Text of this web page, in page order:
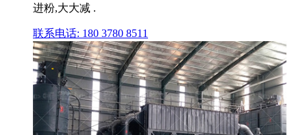
进粉,大大减 .
联系电话: 180 3780 8511